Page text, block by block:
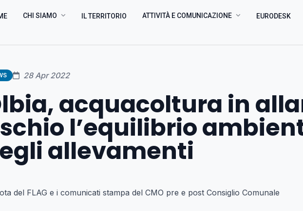
CHI SIAMO IL TERRITORIO ATTIVITÀ E COMUNICAZIONE EURODESK
28 Apr 2022
acquacoltura in
l’equilibrio
allevamenti
del FLAG e i comunicati stampa del CMO pre e post Consiglio Comunale